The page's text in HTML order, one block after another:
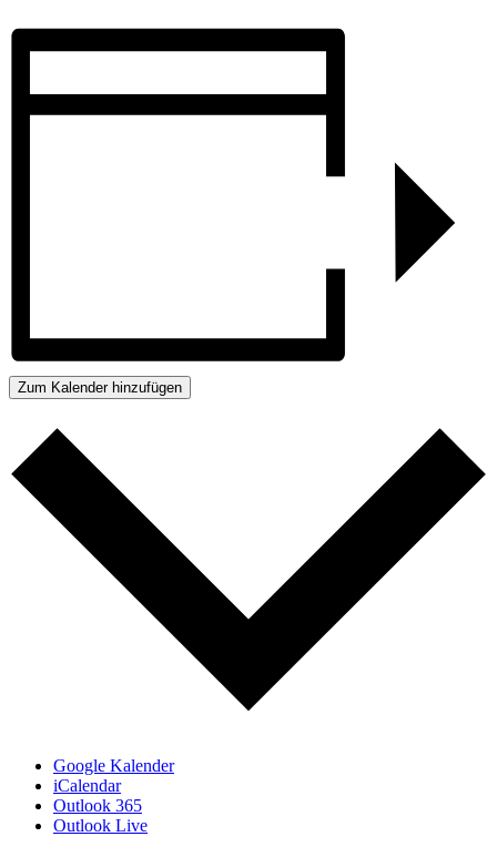
Zum Kalender hinzufügen
Google Kalender
iCalendar
Outlook 365
Outlook Live